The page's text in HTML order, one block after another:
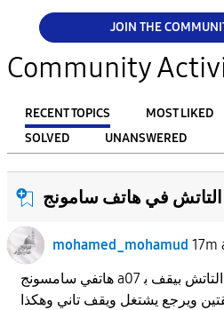
JOIN THE
Community
RECENT TOPICS MOST LIKED
SOLVED
UNANSWERED
FILTER:
From
To
mohamed_mohamud 17m
هاتفي سامسونج a07 بقاله فتره من بعد التحديث التاتش بيقف ب
ويرجع يشتغل ويقف تاني وهكذا